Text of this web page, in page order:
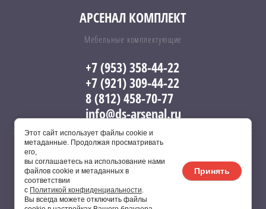
АРСЕНАЛ КОМПЛЕКТ
Мебельные комплектующие
+7 (953) 358-44-22
+7 (921) 309-44-22
8 (812) 458-70-77
info@ds-arsenal.ru
Copyright © 2017 - 2026 Арсенал
Сайт создан в:megagroup.ru
Этот сайт использует файлы cookie и
метаданные. Продолжая просматривать
его,
вы соглашаетесь на использование нами
файлов cookie и метаданных в
соответствии
с Политикой конфиденциальности.
Вы всегда можете отключить файлы
Принять